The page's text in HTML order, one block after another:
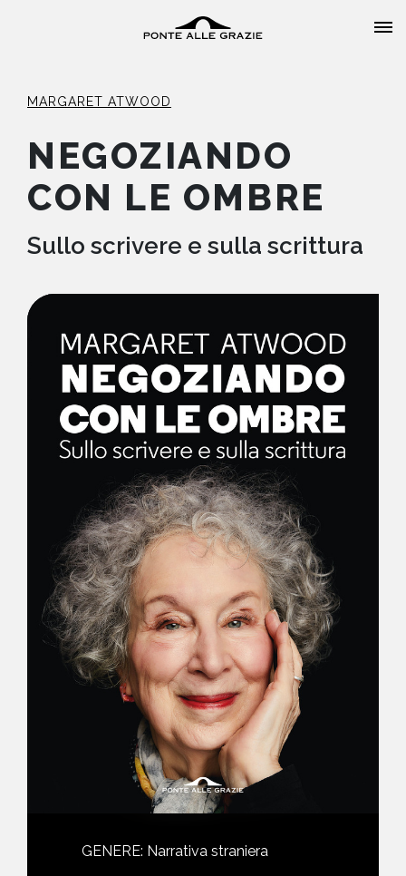
HOME
CHI SIAMO
CATALOGO
AUTORI
EVENTI
NEWS
CONTATTI
MARGARET ATWOOD
NEGOZIANDO
CON LE OMBRE
Sullo scrivere e sulla scrittura
GENERE: Narrativa straniera